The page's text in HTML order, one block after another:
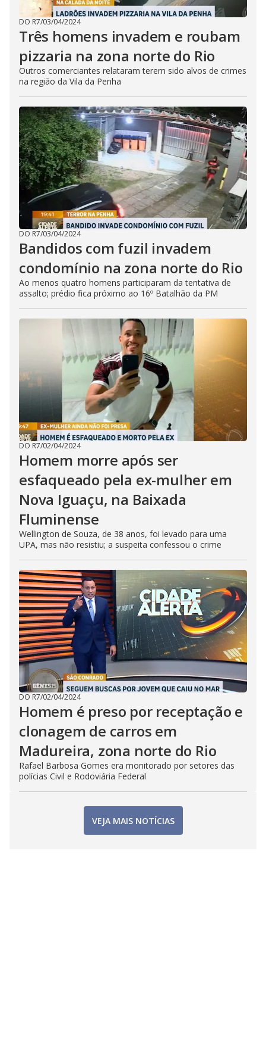
DO R7/03/04/2024
Três homens invadem e roubam
pizzaria na zona norte do Rio
Outros comerciantes relataram terem sido alvos de crimes
na região da Vila da Penha
DO R7/03/04/2024
Bandidos com fuzil invadem
condomínio na zona norte do Rio
Ao menos quatro homens participaram da tentativa de
assalto; prédio fica próximo ao 16º Batalhão da PM
DO R7/02/04/2024
Homem morre após ser
esfaqueado pela ex-mulher em
Nova Iguaçu, na Baixada
Fluminense
Wellington de Souza, de 38 anos, foi levado para uma
UPA, mas não resistiu; a suspeita confessou o crime
DO R7/02/04/2024
Homem é preso por receptação e
clonagem de carros em
Madureira, zona norte do Rio
Rafael Barbosa Gomes era monitorado por setores das
polícias Civil e Rodoviária Federal
VEJA MAIS NOTÍCIAS